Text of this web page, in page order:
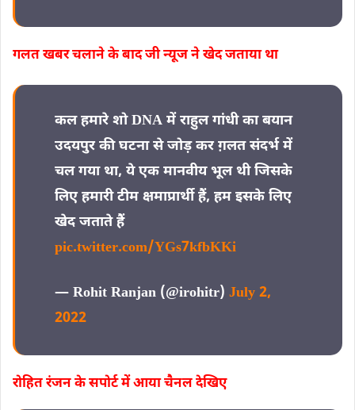
गलत खबर चलाने के बाद जी न्यूज ने खेद जताया था
कल हमारे शो DNA में राहुल गांधी का बयान
उदयपुर की घटना से जोड़ कर ग़लत संदर्भ में
चल गया था, ये एक मानवीय भूल थी जिसके
लिए हमारी टीम क्षमाप्रार्थी हैं, हम इसके लिए
खेद जताते हैं
pic.twitter.com/YGs7kfbKKi
— Rohit Ranjan (@irohitr) July 2,
2022
रोहित रंजन के सपोर्ट में आया चैनल देखिए